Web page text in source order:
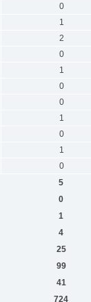
0
1
2
0
1
0
0
1
0
1
0
5
0
1
4
25
99
41
724